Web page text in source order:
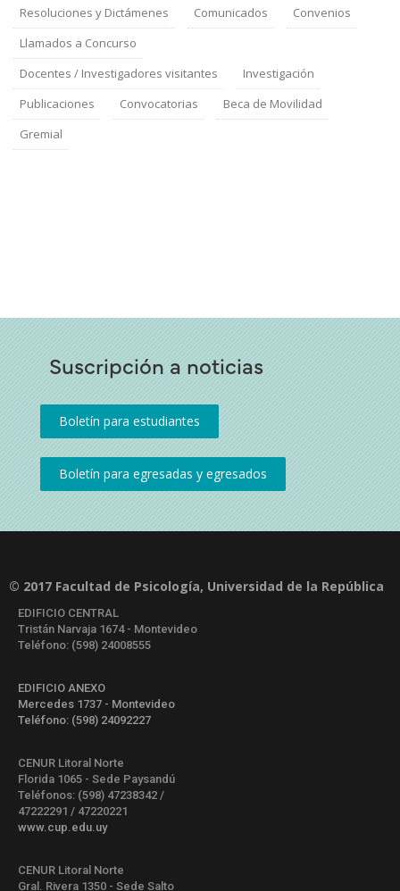
Resoluciones y Dictámenes
Comunicados
Convenios
Llamados a Concurso
Docentes / Investigadores visitantes
Investigación
Publicaciones
Convocatorias
Beca de Movilidad
Gremial
Suscripción a noticias
© 2017 Facultad de Psicología, Universidad de la República
EDIFICIO CENTRAL
Tristán Narvaja 1674 - Montevideo
Teléfono: (598) 24008555
EDIFICIO ANEXO
Mercedes 1737 - Montevideo
Teléfono: (598) 24092227
CENUR Litoral Norte
Florida 1065 - Sede Paysandú
Teléfonos: (598) 47238342 /
47222291 / 47220221
www.cup.edu.uy
CENUR Litoral Norte
Gral. Rivera 1350 - Sede Salto